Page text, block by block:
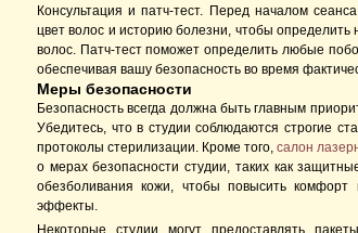
Консультация и патч-тест. Перед началом
цвет волос и историю болезни, чтобы
волос. Патч-тест поможет определить любые
обеспечивая вашу безопасность во время
Меры безопасности
Безопасность всегда должна быть главным
Убедитесь, что в студии соблюдаются строгие
протоколы стерилизации. Кроме того, салон
о мерах безопасности студии, таких как
обезболивания кожи, чтобы повысить
эффекты.
Некоторые студии могут предоставлять